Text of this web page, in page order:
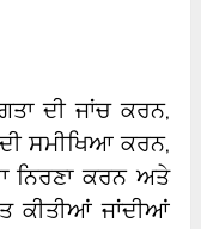
ਦੀ ਜਾਂਚ ਕਰਨ,
ਸਮੀਖਿਆ ਕਰਨ,
ਨਿਰਣਾ ਕਰਨ ਅਤੇ
ਕੀਤੀਆਂ ਜਾਂਦੀਆਂ